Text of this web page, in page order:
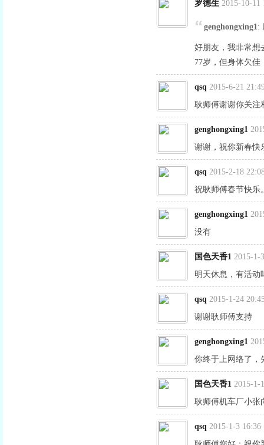
罗德生 2015-10-11
genghongxing1:
好朋友，我非常想
77岁，但身体欠
qsq 2015-6-21
耿师傅谢谢你关注
genghongxing1
谢谢，祝你新春快
qsq 2015-2-18
祝耿师傅春节快乐
genghongxing1
没有
国色天香1 2015-1-
明天休息，有活
qsq 2015-1-24
谢谢耿师傅支持
genghongxing1
你终于上网络了，
国色天香1 2015-1-
耿师傅机车厂小
qsq 2015-1-3 16:36